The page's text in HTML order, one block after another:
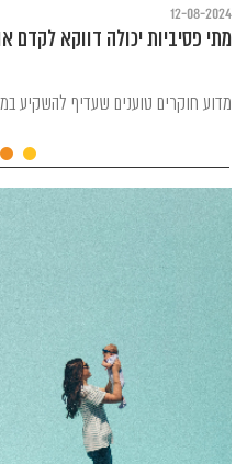
12-08-2024
מתי פסיביות יכולה דווקא לקדם
מדוע חוקרים טוענים שעדיף להשקיע